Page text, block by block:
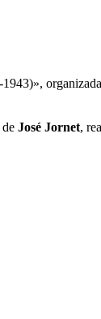
1943)»,
José Jornet,